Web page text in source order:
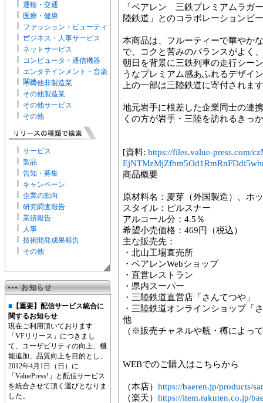
運輸・交通
医療・健康
ファッション・ビューティ
ー
ビジネス・人事サービス
ネットサービス
コンピュータ・通信機器
エンタテインメント・音楽
関連
その他非製造業
その他製造業
その他サービス
その他
サービス
製品
告知・募集
キャンペーン
企業の動向
研究調査報告
業績報告
人事
技術開発成果報告
その他
■ 【重要】配信サービス統合に
関するお知らせ
現在ご利用頂いております
「VFリリース」につきまし
て、ユーザビリティの向上、機
能追加、品質向上を目的とし、
2012年4月1日（日）に
「ValuePress!」と配信サービス
を統合させて頂く運びとなりま
した。
「ベアレン 三鉄プレミアムラガ
陸鉄道」とのコラボレーションビ
本商品は、フルーティーで華やか
で、コクと苦みのバランスがよく
朝日を背景に三鉄列車の走行シー
うなプレミアム感あふれるデザイ
上の一部は三陸鉄道に寄付されま
地元岩手に根差した企業同士の連
くの方が岩手・三陸を訪れるきっ
[資料: https://files.value-press.com/
商品概要
原材料名：麦芽（外国製造）、ホ
スタイル：ピルスナー
アルコール分：4.5％
希望小売価格：469円（税込）
主な販売先：
・北山工場直売所
・ベアレンWebショップ
・直営レストラン
・県内スーパー
・三陸鉄道直営店「さんてつや」
・三陸鉄道オンラインショップ「
他
（※販売チャネルや瓶・樽によっ
WEBでのご購入はこちらから
（本店） https://baeren.jp/products/
（楽天） https://item.rakuten.co.jp/